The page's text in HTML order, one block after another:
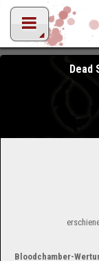
Dead
Bloodchamber-